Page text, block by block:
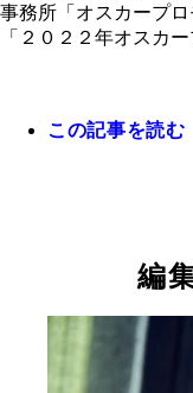
事務所「オスカープ
「２０２２年オスカ
この記事を読む
編